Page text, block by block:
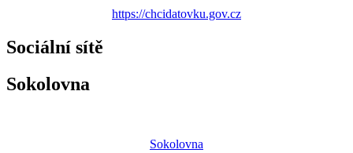
https://chcidatovku.gov.cz
Sociální sítě
Sokolovna
Sokolovna